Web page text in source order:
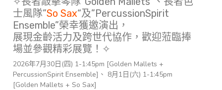
士風隊”So Sax“及”PercussionSpirit
Ensemble”榮幸獲邀演出，
展現金齡活力及跨世代協作，歡迎蒞臨捧
場並參觀精彩展覽！✧
2026年7月30日(四) 1-1:45pm [Golden Mallets +
PercussionSpirit Ensemble]、 8月1日(六) 1-1:45pm
[Golden Mallets + So Sax‎]